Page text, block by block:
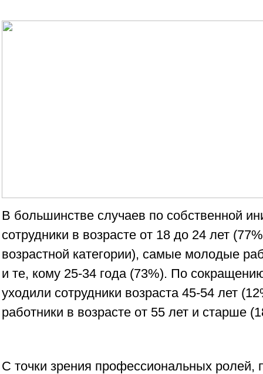
В большинстве случаев по собственной
сотрудники в возрасте от 18 до 24 лет
возрастной категории), самые молодые
и те, кому 25-34 года (73%). По
уходили сотрудники возраста 45-54 лет
работники в возрасте от 55 лет и старше
С точки зрения профессиональных ролей,